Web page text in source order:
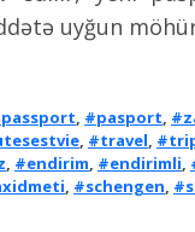
uyğun
, #pasport,
, #travel,
, #endirim, #endirimli,
, #schengen,